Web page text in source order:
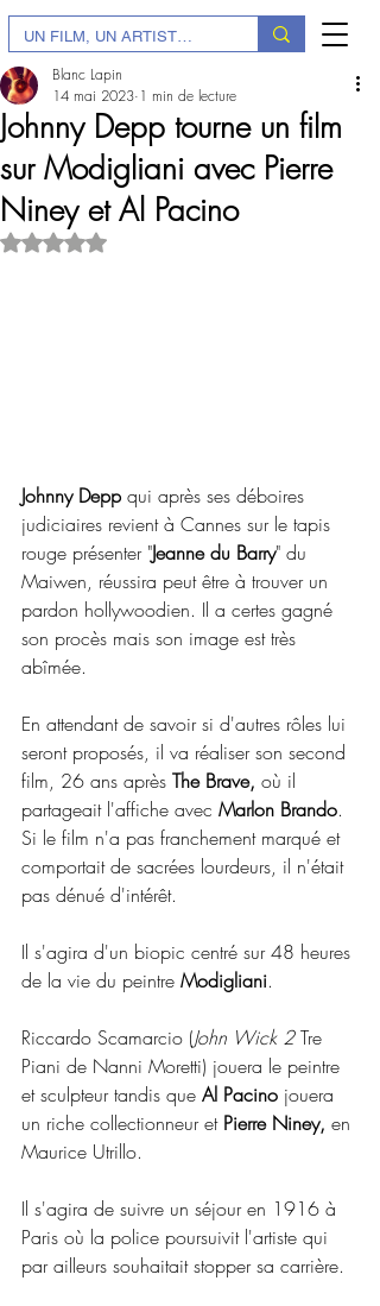
Johnny Depp tourne un film
sur Modigliani avec Pierre
Niney et Al Pacino
Blanc Lapin
14 mai 2023 1 min de lecture
Noté NaN étoiles sur 5.
Johnny Depp qui après ses déboires
judiciaires revient à Cannes sur le tapis
rouge présenter "Jeanne du Barry" du
Maiwen, réussira peut être à trouver un
pardon hollywoodien. Il a certes gagné
son procès mais son image est très
abîmée.
En attendant de savoir si d'autres rôles lui
seront proposés, il va réaliser son second
film, 26 ans après The Brave, où il
partageait l'affiche avec Marlon Brando.
Si le film n'a pas franchement marqué et
comportait de sacrées lourdeurs, il n'était
pas dénué d'intérêt.
Il s'agira d'un biopic centré sur 48 heures
de la vie du peintre Modigliani.
Riccardo Scamarcio (John Wick 2 Tre
Piani de Nanni Moretti) jouera le peintre
et sculpteur tandis que Al Pacino jouera
un riche collectionneur et Pierre Niney, en
Maurice Utrillo.
Il s'agira de suivre un séjour en 1916 à
Paris où la police poursuivit l'artiste qui
par ailleurs souhaitait stopper sa carrière.